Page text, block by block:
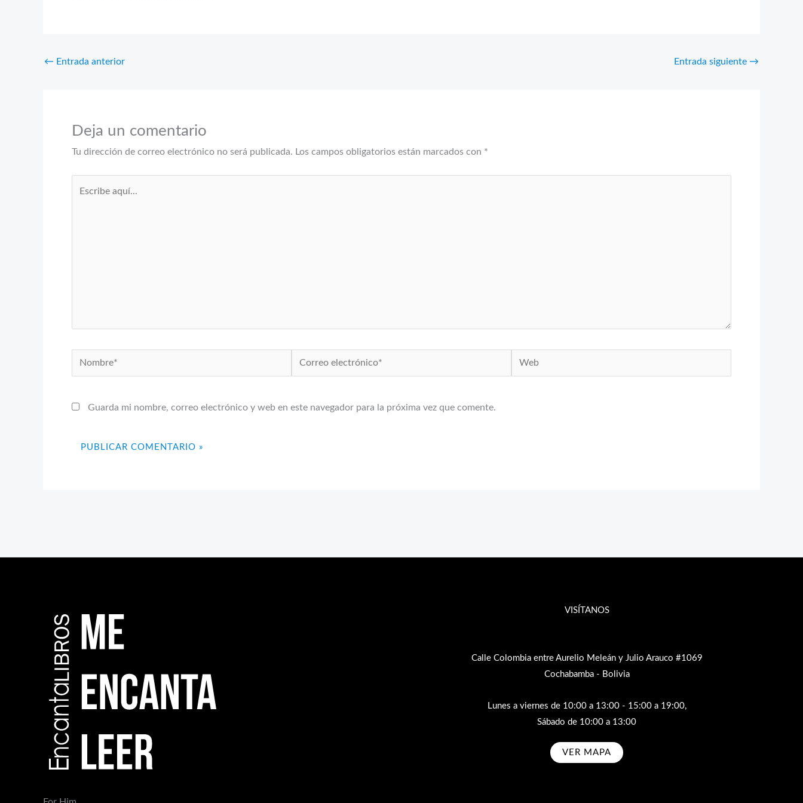
← Entrada anterior Entrada siguiente →
Deja un comentario
Tu dirección de correo electrónico no será publicada. Los campos obligatorios están marcados con *
Nombre*
Correo
electrónico*
Web
Guarda mi nombre, correo electrónico y web en este navegador para la próxima vez que comente.
VISÍTANOS
Calle Colombia entre Aurelio Meleán y Julio Arauco #1069
Cochabamba - Bolivia
Lunes a viernes de 10:00 a 13:00 - 15:00 a 19:00,
Sábado de 10:00 a 13:00
VER MAPA